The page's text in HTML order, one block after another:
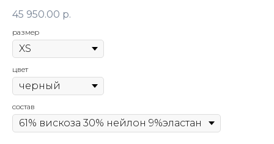
45 950.00 р.
размер
цвет
состав